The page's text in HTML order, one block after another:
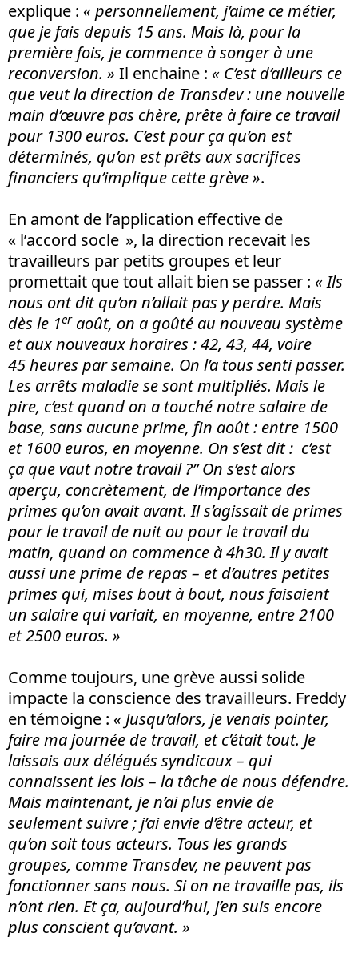
explique : « personnellement, j’aime ce métier,
que je fais depuis 15 ans. Mais là, pour la
première fois, je commence à songer à une
reconversion. » Il enchaine : « C’est d’ailleurs ce
que veut la direction de Transdev : une nouvelle
main d’œuvre pas chère, prête à faire ce travail
pour 1300 euros. C’est pour ça qu’on est
déterminés, qu’on est prêts aux sacrifices
financiers qu’implique cette grève ».
En amont de l’application effective de
« l’accord socle », la direction recevait les
travailleurs par petits groupes et leur
promettait que tout allait bien se passer : « Ils
nous ont dit qu’on n’allait pas y perdre. Mais
dès le 1eraoût, on a goûté au nouveau système
et aux nouveaux horaires : 42, 43, 44, voire
45 heures par semaine. On l’a tous senti passer.
Les arrêts maladie se sont multipliés. Mais le
pire, c’est quand on a touché notre salaire de
base, sans aucune prime, fin août : entre 1500
et 1600 euros, en moyenne. On s’est dit : c’est
ça que vaut notre travail ?” On s’est alors
aperçu, concrètement, de l’importance des
primes qu’on avait avant. Il s’agissait de primes
pour le travail de nuit ou pour le travail du
matin, quand on commence à 4h30. Il y avait
aussi une prime de repas – et d’autres petites
primes qui, mises bout à bout, nous faisaient
un salaire qui variait, en moyenne, entre 2100
et 2500 euros. »
Comme toujours, une grève aussi solide
impacte la conscience des travailleurs. Freddy
en témoigne : « Jusqu’alors, je venais pointer,
faire ma journée de travail, et c’était tout. Je
laissais aux délégués syndicaux – qui
connaissent les lois – la tâche de nous défendre.
Mais maintenant, je n’ai plus envie de
seulement suivre ; j’ai envie d’être acteur, et
qu’on soit tous acteurs. Tous les grands
groupes, comme Transdev, ne peuvent pas
fonctionner sans nous. Si on ne travaille pas, ils
n’ont rien. Et ça, aujourd’hui, j’en suis encore
plus conscient qu’avant. »